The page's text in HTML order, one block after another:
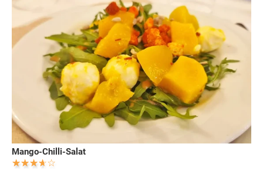
Mango-Chilli-Salat